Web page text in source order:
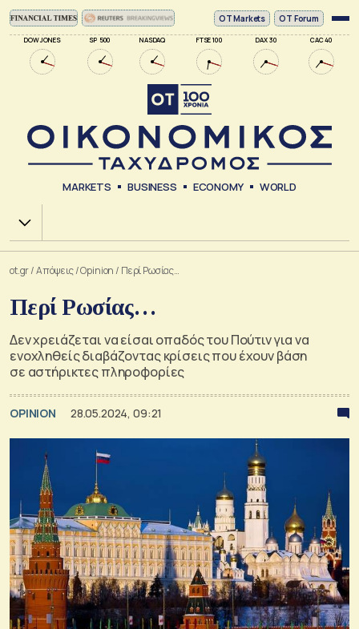
DOW JONES SP 500 NASDAQ FTSE 100 DAX 30 CAC 40
ΟΤ Markets OT Forum
MARKETS BUSINESS ECONOMY WORLD
Χ.Α.
ot.gr/Απόψεις/Opinion / Περί Ρωσίας…
Περί Ρωσίας…
Δεν χρειάζεται να είσαι οπαδός του Πούτιν για να
ενοχληθείς διαβάζοντας κρίσεις που έχουν βάση
σε αστήρικτες πληροφορίες
OPINION 28.05.2024, 09:21